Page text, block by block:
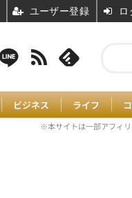
ビジネス ライフ
※本サイトは一部アフィ
ユーザー登録 ロ